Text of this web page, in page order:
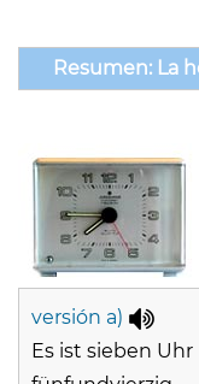
Resumen: La
versión a)
Es ist sieben Uhr